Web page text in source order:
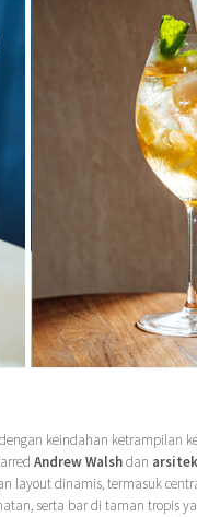
keindahan ketrampilan
Andrew Walshdan
layout dinamis, termasuk
serta bar di taman tropis